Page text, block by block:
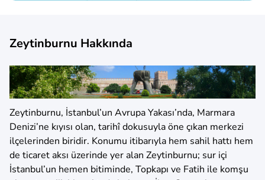
Zeytinburnu Hakkında
Zeytinburnu, İstanbul’un Avrupa Yakası’nda, Marmara
Denizi’ne kıyısı olan, tarihî dokusuyla öne çıkan merkezi
ilçelerinden biridir. Konumu itibarıyla hem sahil hattı hem
de ticaret aksı üzerinde yer alan Zeytinburnu; sur içi
İstanbul’un hemen bitiminde, Topkapı ve Fatih ile komşu